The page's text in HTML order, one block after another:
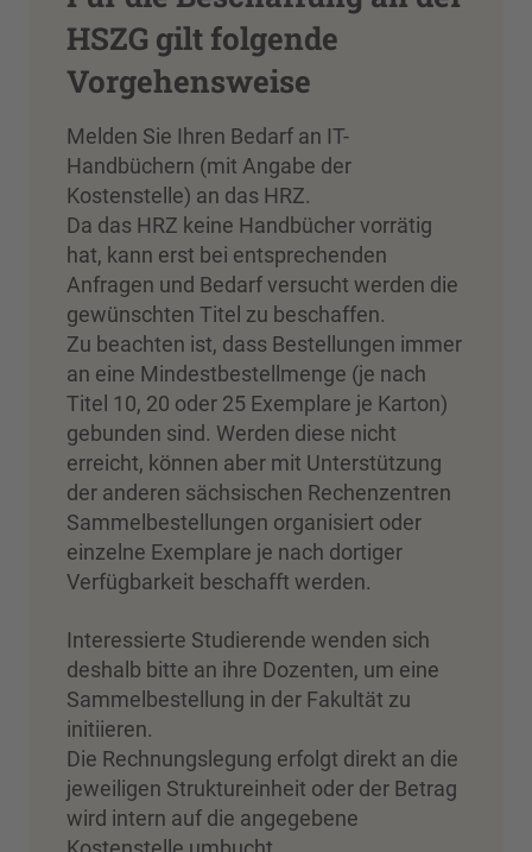
HSZG gilt folgende
Vorgehensweise
Melden Sie Ihren Bedarf an IT-
Handbüchern (mit Angabe der
Kostenstelle) an das HRZ.
Da das HRZ keine Handbücher vorrätig
hat, kann erst bei entsprechenden
Anfragen und Bedarf versucht werden die
gewünschten Titel zu beschaffen.
Zu beachten ist, dass Bestellungen immer
an eine Mindestbestellmenge (je nach
Titel 10, 20 oder 25 Exemplare je Karton)
gebunden sind. Werden diese nicht
erreicht, können aber mit Unterstützung
der anderen sächsischen Rechenzentren
Sammelbestellungen organisiert oder
einzelne Exemplare je nach dortiger
Verfügbarkeit beschafft werden.
Interessierte Studierende wenden sich
deshalb bitte an ihre Dozenten, um eine
Sammelbestellung in der Fakultät zu
initiieren.
Die Rechnungslegung erfolgt direkt an die
jeweiligen Struktureinheit oder der Betrag
wird intern auf die angegebene